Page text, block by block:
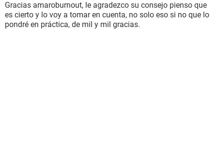
Gracias amaroburnout, le agradezco su consejo pienso que
es cierto y lo voy a tomar en cuenta, no solo eso si no que lo
pondré en práctica, de mil y mil gracias.